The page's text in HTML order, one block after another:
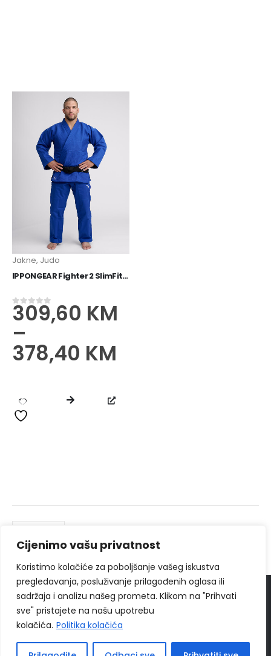
Cijenimo vašu privatnost
Koristimo kolačiće za poboljšanje vašeg iskustva
pregledavanja, posluživanje prilagođenih oglasa ili
sadržaja i analizu našeg prometa. Klikom na "Prihvati
sve" pristajete na našu upotrebu
kolačića. Politika kolačića
Jakne, Judo
IPPONGEAR Fighter 2 SlimFit Judo jakna plavi
0od 5
309,60 KM
–
378,40 KM
© 2024 Ippon Shop BiH Sva prava zadržava
Web Design "CanaC.ba